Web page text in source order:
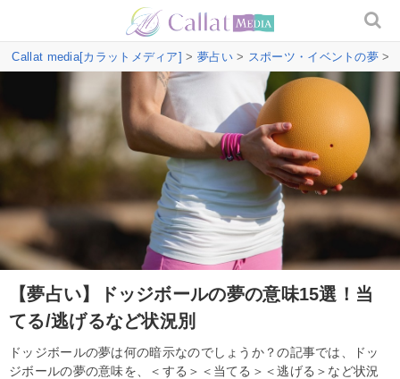
Callat media[カラットメディア] > 夢占い> スポーツ・イベントの夢 >
【夢占い】ドッジボールの夢の意味15選！当
てる/逃げるなど状況別
ドッジボールの夢は何の暗示なのでしょうか？の記事では、ドッ
ジボールの夢の意味を、＜する＞＜当てる＞＜逃げる＞など状況